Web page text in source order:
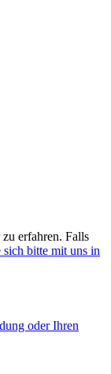
erfahren. Falls
sich bitte mit uns in
oder Ihren